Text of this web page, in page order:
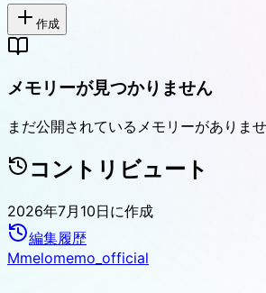
作成
メモリーが見つかりません
まだ公開されているメモリーがありませ
コントリビュート
2026年7月10日に作成
編集履歴
Mmelomemo_official